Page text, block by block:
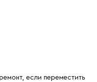
если переместить